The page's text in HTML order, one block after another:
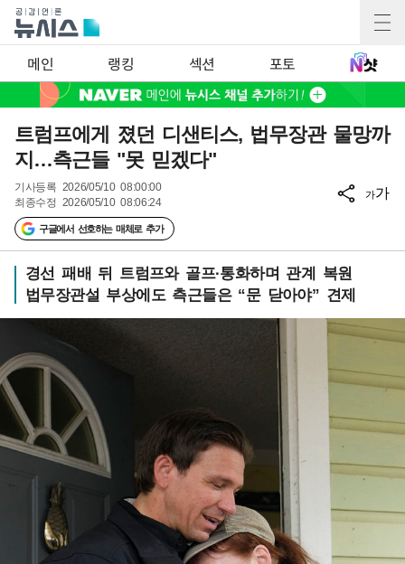
메인 랭킹 섹션 포토
트럼프에게 졌던 디샌티스, 법무장관 물망까
지…측근들 "못 믿겠다"
기사등록 2026/05/10 08:00:00
최종수정 2026/05/10 08:06:24
구글에서 선호하는 매체로 추가
가가
경선 패배 뒤 트럼프와 골프·통화하며 관계 복원
법무장관설 부상에도 측근들은 “문 닫아야” 견제